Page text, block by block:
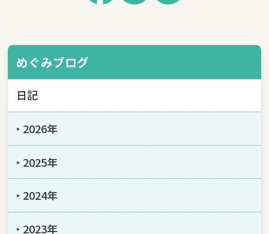
めぐみブログ
日記
‣ 2026年
‣ 2025年
‣ 2024年
‣ 2023年